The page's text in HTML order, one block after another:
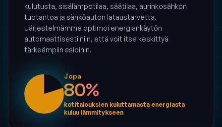
kulutusta, sisälämpötilaa, säätilaa, aurinkosähkön
tuotantoa ja sähköauton lataustarvetta.
Järjestelmämme optimoi energiankäytön
automaattisesti niin, että voit itse keskittyä
tärkeämpiin asioihin.
Jopa
80%
kotitalouksien kuluttamasta energiasta
kuluu lämmitykseen